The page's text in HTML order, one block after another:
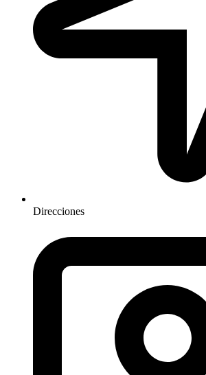
Direcciones